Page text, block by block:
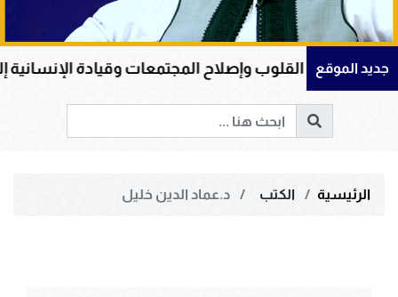
جديد الموقع
القلوب وإصلاح المجتمعات وقيادة الإنسانية إلى الحق
الرئيسية الكتب د.عماد الدين خليل